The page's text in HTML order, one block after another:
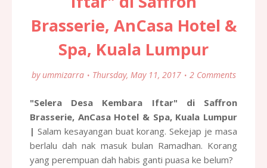
Brasserie, AnCasa Hotel &
Spa, Kuala Lumpur
by ummizarra Thursday, May 11, 2017 2 Comments
"Selera Desa Kembara Iftar" di Saffron
Brasserie, AnCasa Hotel & Spa, Kuala Lumpur
| Salam kesayangan buat korang. Sekejap je masa
berlalu dah nak masuk bulan Ramadhan. Korang
yang perempuan dah habis ganti puasa ke belum?